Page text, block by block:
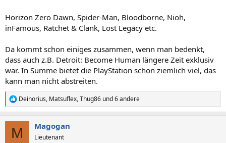
Horizon Zero Dawn, Spider-Man, Bloodborne, Nioh,
inFamous, Ratchet & Clank, Lost Legacy etc.
Da kommt schon einiges zusammen, wenn man bedenkt,
dass auch z.B. Detroit: Become Human längere Zeit exklusiv
war. In Summe bietet die PlayStation schon ziemlich viel, das
kann man nicht abstreiten.
R
e
Deinorius, Matsuflex,Thug86 und 6 andere
M Magogan
Lieutenant